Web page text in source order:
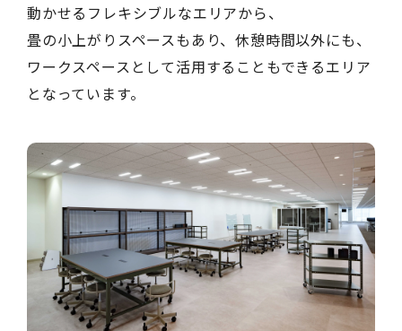
動かせるフレキシブルなエリアから、
畳の小上がりスペースもあり、休憩時間以外にも、
ワークスペースとして活用することもできるエリア
となっています。